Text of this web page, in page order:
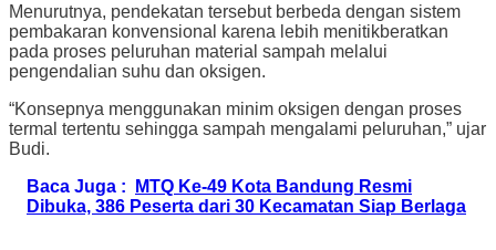
Menurutnya, pendekatan tersebut berbeda dengan sistem
pembakaran konvensional karena lebih menitikberatkan
pada proses peluruhan material sampah melalui
pengendalian suhu dan oksigen.
“Konsepnya menggunakan minim oksigen dengan proses
termal tertentu sehingga sampah mengalami peluruhan,” ujar
Budi.
Baca Juga :
MTQ Ke-49 Kota Bandung Resmi
Dibuka, 386 Peserta dari 30 Kecamatan Siap Berlaga